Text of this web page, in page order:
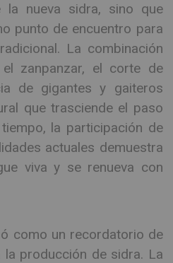
la nueva sidra, sino que
punto de encuentro para
La combinación
zanpanzar, el corte de
de gigantes y gaiteros
que trasciende el paso
la participación de
actuales demuestra
viva y se renueva con
como un recordatorio de
producción de sidra. La